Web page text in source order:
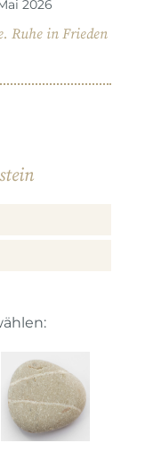
2026
Ruhe in Frieden